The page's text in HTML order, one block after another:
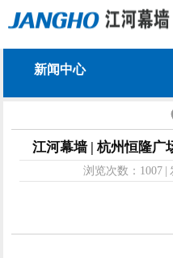
新闻中心
江河幕墙 | 杭州恒隆广
浏览次数： 1007